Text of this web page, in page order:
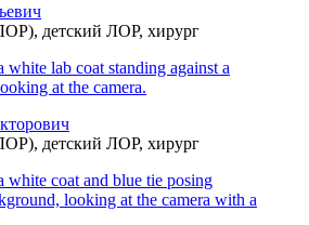
детский ЛОР, хирург
детский ЛОР, хирург